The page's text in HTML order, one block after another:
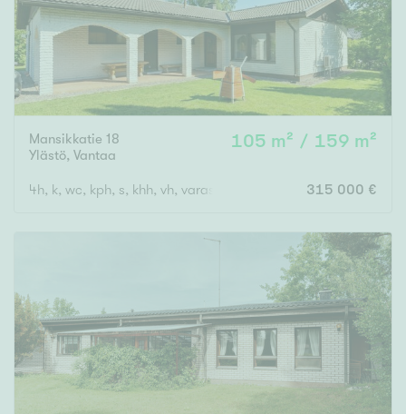
Mansikkatie 18
Ylästö, Vantaa
105 m² / 159 m²
4h, k, wc, kph, s, khh, vh, varasto, autotalli 315 000 €